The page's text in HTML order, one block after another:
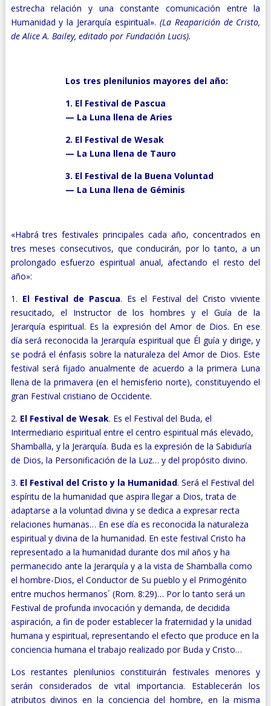
estrecha relación y una constante comunicación entre la
Humanidad y la Jerarquía espiritual». (La Reaparición de Cristo,
de Alice A. Bailey, editado por Fundación Lucis).
Los tres plenilunios mayores del año:
1. El Festival de Pascua
— La Luna llena de Aries
2. El Festival de Wesak
— La Luna llena de Tauro
3. El Festival de la Buena Voluntad
— La Luna llena de Géminis
«Habrá tres festivales principales cada año, concentrados en
tres meses consecutivos, que conducirán, por lo tanto, a un
prolongado esfuerzo espiritual anual, afectando el resto del
año»:
1. El Festival de Pascua. Es el Festival del Cristo viviente
resucitado, el Instructor de los hombres y el Guía de la
Jerarquía espiritual. Es la expresión del Amor de Dios. En ese
día será reconocida la Jerarquía espiritual que Él guía y dirige, y
se podrá el énfasis sobre la naturaleza del Amor de Dios. Este
festival será fijado anualmente de acuerdo a la primera Luna
llena de la primavera (en el hemisferio norte), constituyendo el
gran Festival cristiano de Occidente.
2. El Festival de Wesak. Es el Festival del Buda, el
Intermediario espiritual entre el centro espiritual más elevado,
Shamballa, y la Jerarquía. Buda es la expresión de la Sabiduría
de Dios, la Personificación de la Luz… y del propósito divino.
3. El Festival del Cristo y la Humanidad. Será el Festival del
espíritu de la humanidad que aspira llegar a Dios, trata de
adaptarse a la voluntad divina y se dedica a expresar recta
relaciones humanas… En ese día es reconocida la naturaleza
espiritual y divina de la humanidad. En este festival Cristo ha
representado a la humanidad durante dos mil años y ha
permanecido ante la Jerarquía y a la vista de Shamballa como
el hombre-Dios, el Conductor de Su pueblo y el Primogénito
entre muchos hermanos´ (Rom. 8:29)… Por lo tanto será un
Festival de profunda invocación y demanda, de decidida
aspiración, a fin de poder establecer la fraternidad y la unidad
humana y espiritual, representando el efecto que produce en la
conciencia humana el trabajo realizado por Buda y Cristo…
Los restantes plenilunios constituirán festivales menores y
serán considerados de vital importancia. Establecerán los
atributos divinos en la conciencia del hombre, en la misma